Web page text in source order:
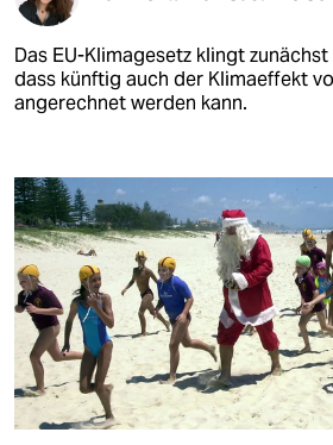
Das EU-Klimagesetz klingt
dass künftig auch der Klimaeffekt
angerechnet werden kann.